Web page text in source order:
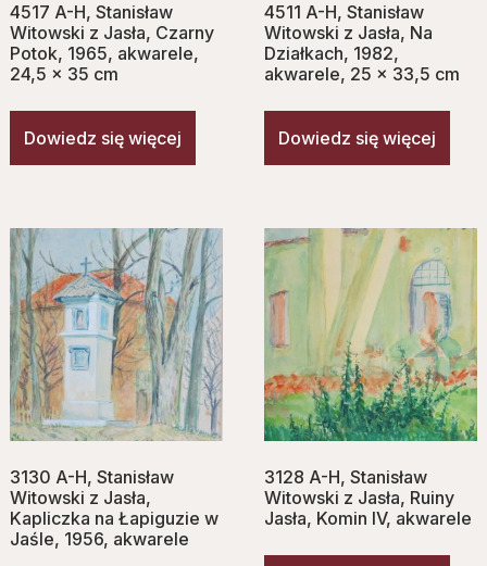
4517 A-H, Stanisław
Witowski z Jasła, Czarny
Potok, 1965, akwarele,
24,5 x 35 cm
Dowiedz się więcej
4511 A-H, Stanisław
Witowski z Jasła, Na
Działkach, 1982,
akwarele, 25 x 33,5 cm
Dowiedz się więcej
3130 A-H, Stanisław
Witowski z Jasła,
Kapliczka na Łapiguzie w
Jaśle, 1956, akwarele
3128 A-H, Stanisław
Witowski z Jasła, Ruiny
Jasła, Komin IV, akwarele